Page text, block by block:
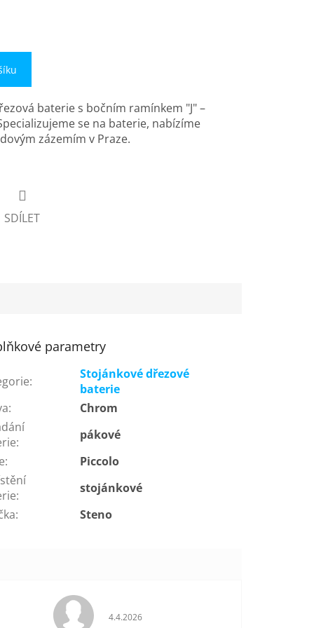
baterie s bočním ramínkem "J" –
se na baterie, nabízíme
zázemím v Praze.
SDÍLET
parametry
:
Stojánkové dřezové
baterie
:
Chrom
:
pákové
:
Piccolo
:
stojánkové
: Steno
5 z 5 hvězdiček. Hodnocení obchodu je 5 z 5 hvězdiček.
4.4.2026